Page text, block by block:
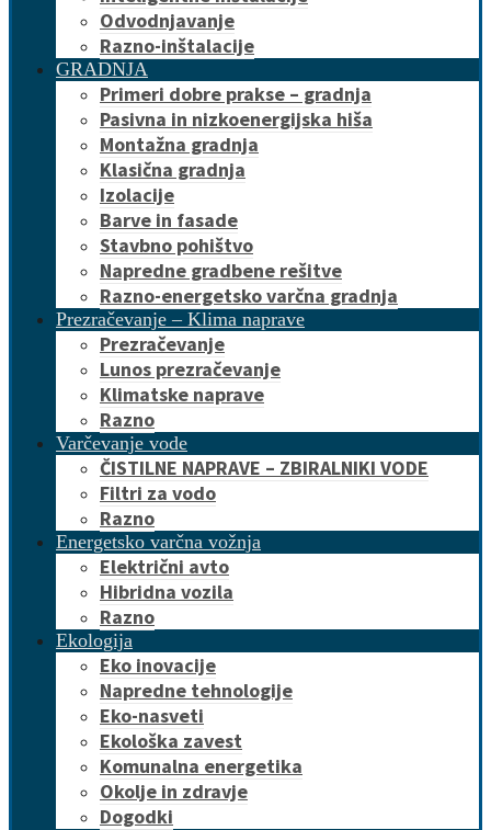
Odvodnjavanje
Razno-inštalacije
GRADNJA
Primeri dobre prakse – gradnja
Pasivna in nizkoenergijska hiša
Montažna gradnja
Klasična gradnja
Izolacije
Barve in fasade
Stavbno pohištvo
Napredne gradbene rešitve
Razno-energetsko varčna gradnja
Prezračevanje – Klima naprave
Prezračevanje
Lunos prezračevanje
Klimatske naprave
Razno
Varčevanje vode
ČISTILNE NAPRAVE – ZBIRALNIKI VODE
Filtri za vodo
Razno
Energetsko varčna vožnja
Električni avto
Hibridna vozila
Razno
Ekologija
Eko inovacije
Napredne tehnologije
Eko-nasveti
Ekološka zavest
Komunalna energetika
Okolje in zdravje
Dogodki